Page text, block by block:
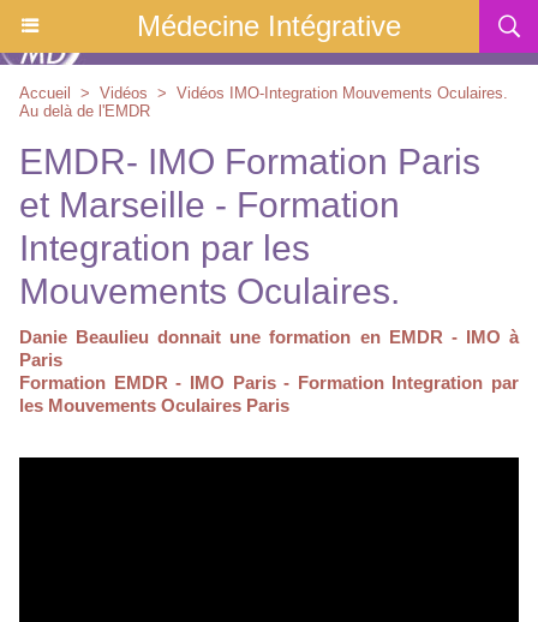
Médecine Intégrative
Accueil > Vidéos > Vidéos IMO-Integration Mouvements Oculaires.
Au delà de l'EMDR
EMDR- IMO Formation Paris
et Marseille - Formation
Integration par les
Mouvements Oculaires.
Danie Beaulieu donnait une formation en EMDR - IMO à
Paris
Formation EMDR - IMO Paris - Formation Integration par
les Mouvements Oculaires Paris